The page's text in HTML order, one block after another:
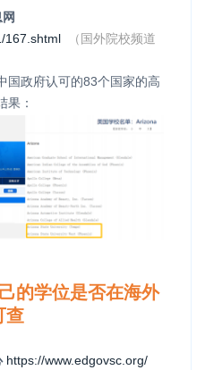
167.shtml
（国外院校频道
国政府认可的83个国家的高
果：
的学位是否在海外
查
https://www.edgovsc.org/